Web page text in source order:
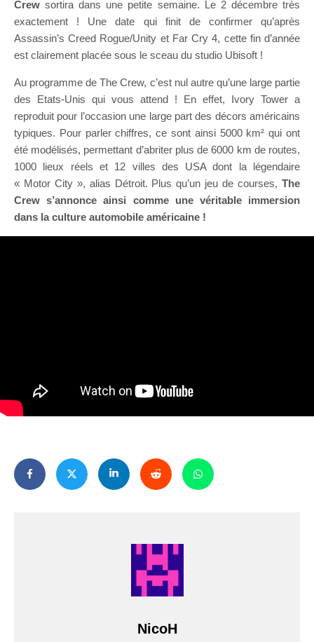
Crew sortira dans une petite semaine. Le 2 décembre très
exactement ! Une date qui finit de confirmer qu’après
Assassin’s Creed Rogue/Unity et Far Cry 4, cette fin d’année
est clairement placée sous le sceau du studio Ubisoft !
Au programme de The Crew, c’est nul autre qu’une large partie
des Etats-Unis qui vous attend ! En effet, Ivory Tower a
reproduit pour l’occasion une large part des décors américains
typiques. Pour parler chiffres, ce sont ainsi 5000 km² qui ont
été modélisés, permettant d’abriter plus de 6000 km de routes,
1000 lieux réels et 12 villes des USA dont la légendaire
« Motor City », alias Détroit. Plus qu’un jeu de courses, The
Crew s’annonce ainsi comme une véritable immersion
dans la culture automobile américaine !
NicoH